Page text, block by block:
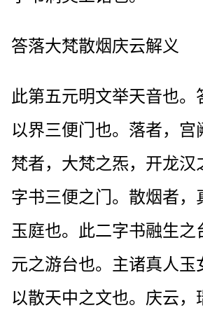
答落大梵散烟庆云解义
此第五元明文举天音也。
以界三便门也。落者，宫
梵者，大梵之炁，开龙汉
字书三便之门。散烟者，
玉庭也。此二字书融生之
元之游台也。主诸真人玉
以散天中之文也。庆云，